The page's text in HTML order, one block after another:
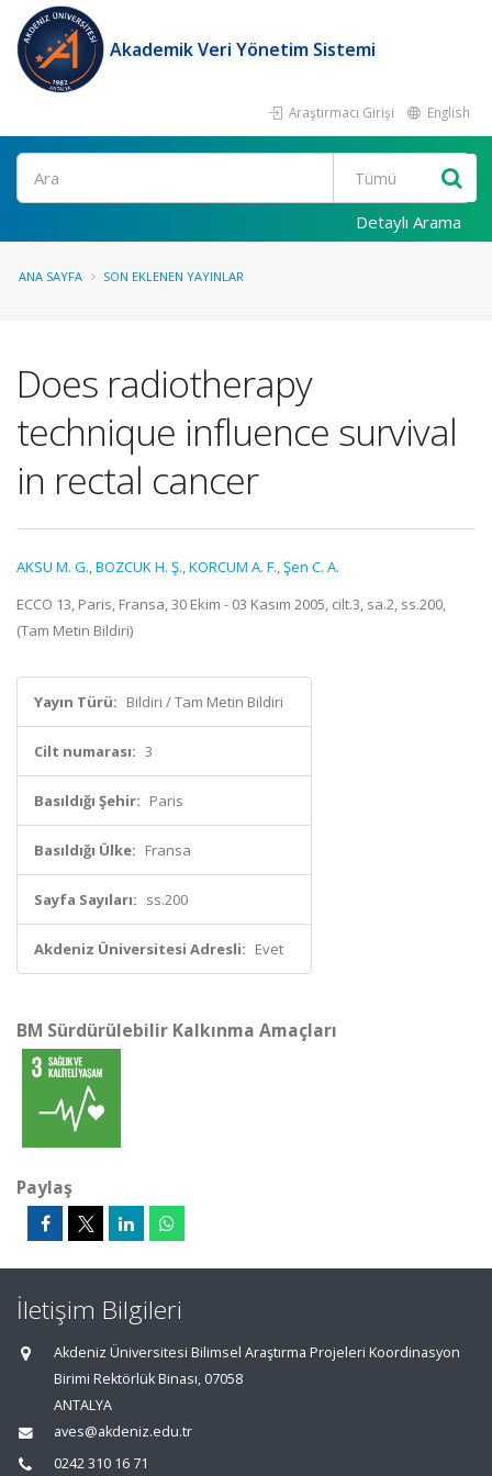
Akademik Veri Yönetim Sistemi
Araştırmacı Girişi English
Ara
Detaylı Arama
ANA SAYFA SON EKLENEN YAYINLAR
Does radiotherapy
technique influence survival
in rectal cancer
AKSU M. G.,BOZCUK H. Ş.,KORCUM A. F.,Şen C. A.
ECCO 13, Paris, Fransa, 30 Ekim - 03 Kasım 2005, cilt.3, sa.2, ss.200,
(Tam Metin Bildiri)
Yayın Türü: Bildiri / Tam Metin Bildiri
Cilt numarası: 3
Basıldığı Şehir: Paris
Basıldığı Ülke: Fransa
Sayfa Sayıları: ss.200
Akdeniz Üniversitesi Adresli: Evet
BM Sürdürülebilir Kalkınma Amaçları
Paylaş
İletişim Bilgileri
Akdeniz Üniversitesi Bilimsel Araştırma Projeleri Koordinasyon
Birimi Rektörlük Binası, 07058
ANTALYA
aves@akdeniz.edu.tr
0242 310 16 71